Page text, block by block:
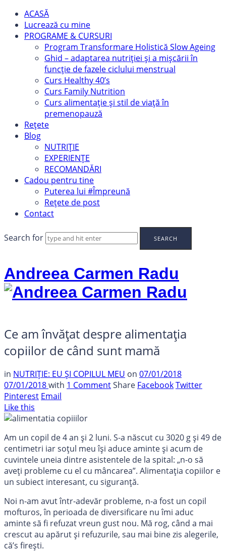
ACASĂ
Lucrează cu mine
PROGRAME & CURSURI
Program Transformare Holistică Slow Ageing
Ghid – adaptarea nutriției și a mișcării în
funcție de fazele ciclului menstrual
Curs Healthy 40’s
Curs Family Nutrition
Curs alimentație și stil de viață în
premenopauză
Rețete
Blog
NUTRIȚIE
EXPERIENȚE
RECOMANDĂRI
Cadou pentru tine
Puterea lui #Împreună
Rețete de post
Contact
Search for
Andreea Carmen Radu
Ce am învățat despre alimentația
copiilor de când sunt mamă
in NUTRIȚIE: EU ȘI COPILUL MEU on 07/01/2018
07/01/2018with 1 CommentShare FacebookTwitter
Pinterest Email
Like this
Am un copil de 4 an și 2 luni. S-a născut cu 3020 g și 49 de
centimetri iar soțul meu își aduce aminte și acum de
cuvintele uneia dintre asistentele de la spital: „n-o să
aveți probleme cu el cu mâncarea”. Alimentația copiilor e
un subiect interesant, cu siguranță.
Noi n-am avut într-adevăr probleme, n-a fost un copil
mofturos, în perioada de diversificare nu îmi aduc
aminte să fi refuzat vreun gust nou. Mă rog, când a mai
crescut au apărut și refuzurile, sau mai bine zis alegerile,
că’s firești.